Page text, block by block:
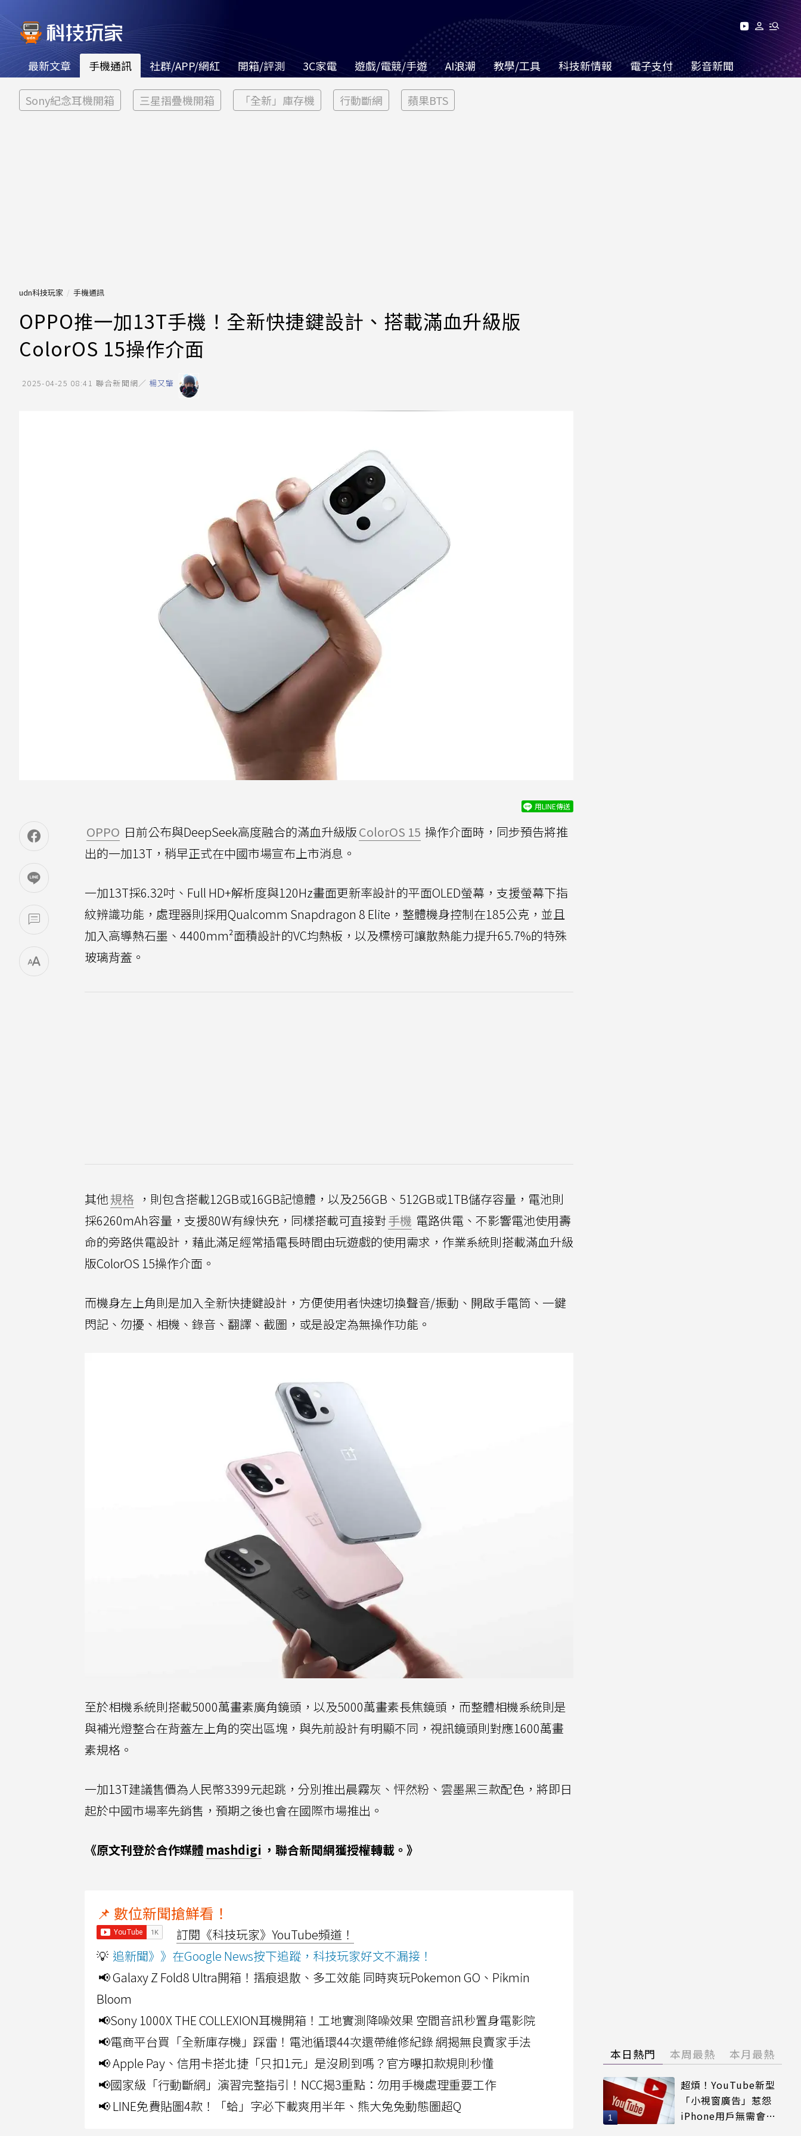
最新文章 手機通訊 社群/APP/網紅 開箱/評測 3C家電 遊戲/電競/手遊 AI浪潮 教學/工具 科技新情報 電子支付 影音新聞
Sony紀念耳機開箱 三星摺疊機開箱 「全新」庫存機 行動斷網 蘋果BTS
udn科技玩家 手機通訊
OPPO推一加13T手機！全新快捷鍵設計、搭載滿血升級版
ColorOS 15操作介面
2025-04-25 08:41 聯合新聞網／ 楊又肇
用LINE傳送
OPPO 日前公布與DeepSeek高度融合的滿血升級版ColorOS 15 操作介面時，同步預告將推
出的一加13T，稍早正式在中國市場宣布上市消息。
一加13T採6.32吋、Full HD+解析度與120Hz畫面更新率設計的平面OLED螢幕，支援螢幕下指
紋辨識功能，處理器則採用Qualcomm Snapdragon 8 Elite，整體機身控制在185公克，並且
加入高導熱石墨、4400mm²面積設計的VC均熱板，以及標榜可讓散熱能力提升65.7%的特殊
玻璃背蓋。
其他規格 ，則包含搭載12GB或16GB記憶體，以及256GB、512GB或1TB儲存容量，電池則
採6260mAh容量，支援80W有線快充，同樣搭載可直接對手機 電路供電、不影響電池使用壽
命的旁路供電設計，藉此滿足經常插電長時間由玩遊戲的使用需求，作業系統則搭載滿血升級
版ColorOS 15操作介面。
而機身左上角則是加入全新快捷鍵設計，方便使用者快速切換聲音/振動、開啟手電筒、一鍵
閃記、勿擾、相機、錄音、翻譯、截圖，或是設定為無操作功能。
至於相機系統則搭載5000萬畫素廣角鏡頭，以及5000萬畫素長焦鏡頭，而整體相機系統則是
與補光燈整合在背蓋左上角的突出區塊，與先前設計有明顯不同，視訊鏡頭則對應1600萬畫
素規格。
一加13T建議售價為人民幣3399元起跳，分別推出晨霧灰、怦然粉、雲墨黑三款配色，將即日
起於中國市場率先銷售，預期之後也會在國際市場推出。
《原文刊登於合作媒體 mashdigi ，聯合新聞網獲授權轉載。》
📌 數位新聞搶鮮看！
訂閱《科技玩家》YouTube頻道！
💡 追新聞》》在Google News按下追蹤，科技玩家好文不漏接！
📢 Galaxy Z Fold8 Ultra開箱！摺痕退散、多工效能 同時爽玩Pokemon GO、Pikmin
Bloom
📢Sony 1000X THE COLLEXION耳機開箱！工地實測降噪效果 空間音訊秒置身電影院
📢電商平台買「全新庫存機」踩雷！電池循環44次還帶維修紀錄 網揭無良賣家手法
📢 Apple Pay、信用卡搭北捷「只扣1元」是沒刷到嗎？官方曝扣款規則秒懂
📢國家級「行動斷網」演習完整指引！NCC揭3重點：勿用手機處理重要工作
📢 LINE免費貼圖4款！「蛤」字必下載爽用半年、熊大兔兔動態圖超Q
本日熱門 本周最熱 本月最熱
超煩！YouTube新型
「小視窗廣告」惹怨
iPhone用戶無需會員